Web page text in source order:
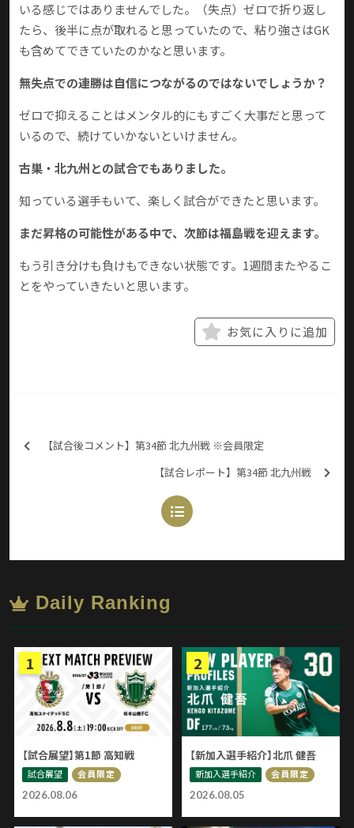
いる感じではありませんでした。（失点）ゼロで折り返し
たら、後半に点が取れると思っていたので、粘り強さはGK
も含めてできていたのかなと思います。
無失点での連勝は自信につながるのではないでしょうか？
ゼロで抑えることはメンタル的にもすごく大事だと思って
いるので、続けていかないといけません。
古巣・北九州との試合でもありました。
知っている選手もいて、楽しく試合ができたと思います。
まだ昇格の可能性がある中で、次節は福島戦を迎えます。
もう引き分けも負けもできない状態です。1週間またやるこ
とをやっていきたいと思います。
お気に入りに追加
【試合後コメント】第34節 北九州戦 ※会員限定
【試合レポート】第34節 北九州戦
Daily Ranking
2026.08.06
【試合展望】第1節 高知戦
試合展望
会員限定
2026.08.05
【新加入選手紹介】北爪 健吾
新加入選手紹介 会員限定